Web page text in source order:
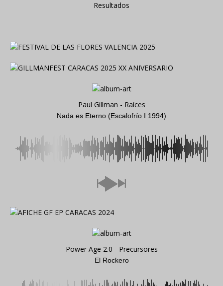
Resultados
Paul Gillman - Raíces
Nada es Eterno (Escalofrío I 1994)
Power Age 2.0 - Precursores
El Rockero